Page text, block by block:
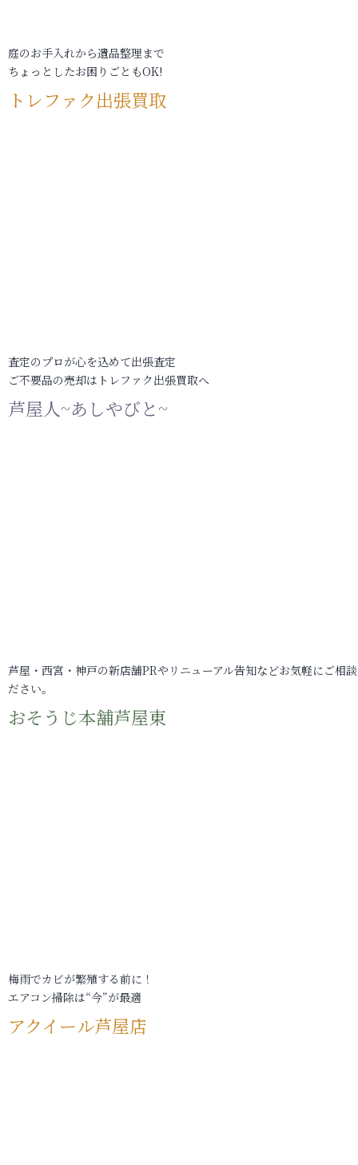
庭のお手入れから遺品整理まで
ちょっとしたお困りごともOK!
トレファク出張買取
査定のプロが心を込めて出張査定
ご不要品の売却はトレファク出張買取へ
芦屋人~あしやびと~
芦屋・西宮・神戸の新店舗PRやリニューアル告知などお気軽にご相
ださい。
おそうじ本舗芦屋東
梅雨でカビが繁殖する前に！
エアコン掃除は“今”が最適
アクイール芦屋店